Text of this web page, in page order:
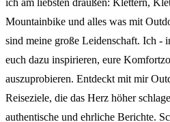
Mountainbike und alles was mit
sind meine große Leidenschaft. Ich -
euch dazu inspirieren, eure
auszuprobieren. Entdeckt mit mir
Reiseziele, die das Herz höher
authentische und ehrliche Berichte.